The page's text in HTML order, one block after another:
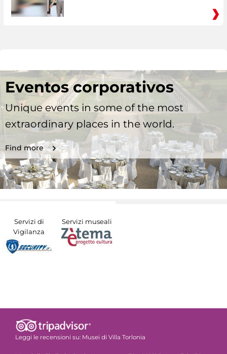
Eventos corporativos
Unique events in some of the most
extraordinary places in the world.
Find more
Servizi di
Vigilanza
Servizi museali
Leggi le recensioni su: Musei di Villa Torlonia